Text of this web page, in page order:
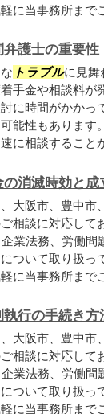
に当事務所まで
弁護士の重要性
トラブルに見舞
手金や相談料が
に時間がかかっ
可能性もあります
速に相談すること
の消滅時効と成
大阪市、豊中市
相談に対応して
業法務、労働問
ついて取り扱っ
に当事務所まで
執行の手続き方
大阪市、豊中市
相談に対応して
業法務、労働問
ついて取り扱っ
に当事務所まで